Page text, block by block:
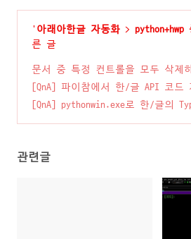
' 아래아한글 자동화 > python+hwp
른 글
문서 중 특정 컨트롤을 모두 삭제
주 간단한 코드
(2)
[QnA] 파이참에서 한/글 API 코드
성을 하고 싶어요!
(0)
[QnA] pythonwin.exe로 한/글의
관련글